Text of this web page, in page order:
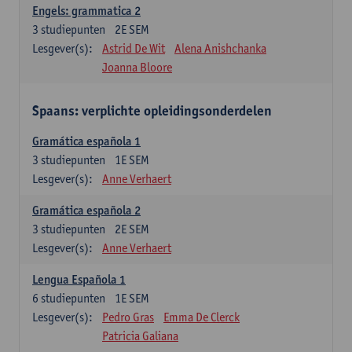
Engels: grammatica 2
2E SEM
3 studiepunten
Lesgever(s):
Astrid De Wit
Alena Anishchanka
Joanna Bloore
Spaans: verplichte opleidingsonderdelen
Gramática española 1
1E SEM
3 studiepunten
Lesgever(s):
Anne Verhaert
Gramática española 2
2E SEM
3 studiepunten
Lesgever(s):
Anne Verhaert
Lengua Española 1
1E SEM
6 studiepunten
Lesgever(s):
Pedro Gras
Emma De Clerck
Patricia Galiana